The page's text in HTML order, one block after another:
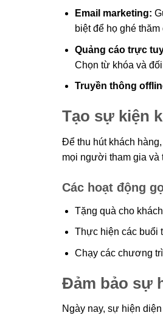
Email marketing:
biệt để họ ghé
Quảng cáo trực
Chọn từ khóa và
Truyền thông
Tạo sự kiện
Để thu hút khách
mọi người tham gia và
Các hoạt động
Tặng quà cho
Thực hiện các buổi
Chạy các chương
Đảm bảo sự
Ngày nay, sự hiện